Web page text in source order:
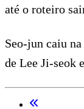
até o roteiro
Seo-jun caiu
de Lee Ji-seok